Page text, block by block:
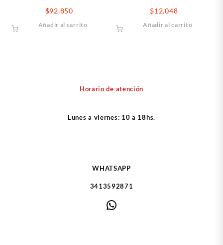
$92.850
Añadir al carrito
$12.048
Añadir al carrito
Horario de atención
Lunes a viernes: 10 a 18hs.
WHATSAPP
3413592871
WhatsApp